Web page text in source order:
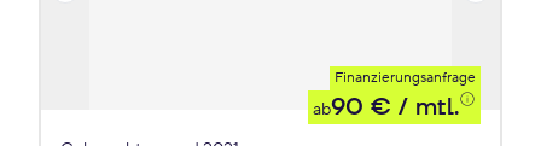
Finanzierungsanfrage
ab90 € / mtl.